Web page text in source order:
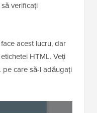
verificați
acest lucru, dar
HTML. Veți
care să-l adăugați